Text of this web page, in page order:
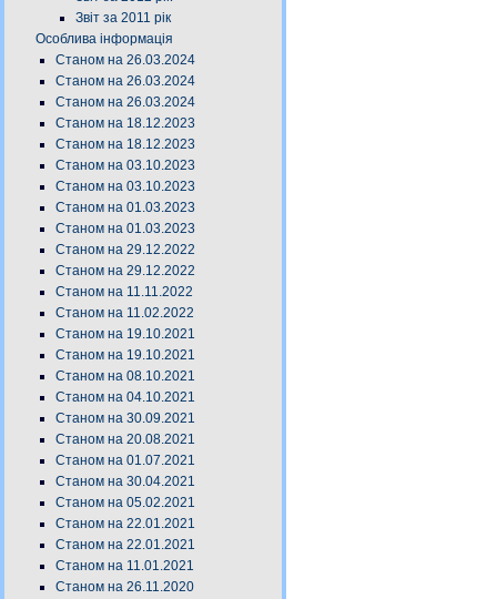
Звіт за 2011 рік
Особлива інформація
Станом на 26.03.2024
Станом на 26.03.2024
Станом на 26.03.2024
Станом на 18.12.2023
Станом на 18.12.2023
Станом на 03.10.2023
Станом на 03.10.2023
Станом на 01.03.2023
Станом на 01.03.2023
Станом на 29.12.2022
Станом на 29.12.2022
Станом на 11.11.2022
Станом на 11.02.2022
Станом на 19.10.2021
Станом на 19.10.2021
Станом на 08.10.2021
Станом на 04.10.2021
Станом на 30.09.2021
Станом на 20.08.2021
Станом на 01.07.2021
Станом на 30.04.2021
Станом на 05.02.2021
Станом на 22.01.2021
Станом на 22.01.2021
Станом на 11.01.2021
Станом на 26.11.2020